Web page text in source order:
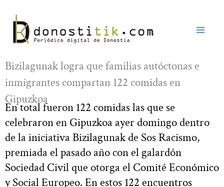
contenido
Bizilagunak logra que familias autóctonas e
inmigrantes compartan 122 comidas en
Gipuzkoa
En total fueron 122 comidas las que se
celebraron en Gipuzkoa ayer domingo dentro
de la iniciativa Bizilagunak de Sos Racismo,
premiada el pasado año con el galardón
Sociedad Civil que otorga el Comité Económico
y Social Europeo. En estos 122 encuentros